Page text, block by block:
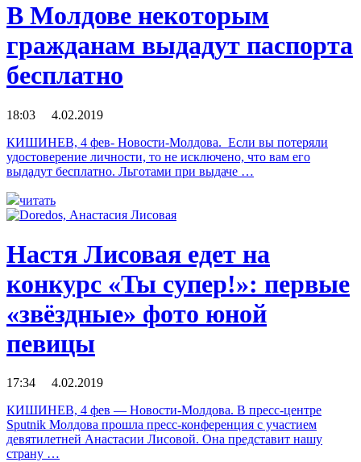
В Молдове некоторым
гражданам выдадут паспорта
бесплатно
18:03 4.02.2019
КИШИНЕВ, 4 фев- Новости-Молдова. Если вы потеряли
удостоверение личности, то не исключено, что вам его
выдадут бесплатно. Льготами при выдаче …
читать
Настя Лисовая едет на
конкурс «Ты супер!»: первые
«звёздные» фото юной
певицы
17:34 4.02.2019
КИШИНЕВ, 4 фев — Новости-Молдова. В пресс-центре
Sputnik Молдова прошла пресс-конференция с участием
девятилетней Анастасии Лисовой. Она представит нашу
страну …